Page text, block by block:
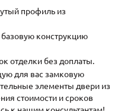
44-41
M.RU
Как купить
профиль из
базовую конструкцию
отделки без доплаты.
для вас замковую
элементы двери из
стоимости и сроков